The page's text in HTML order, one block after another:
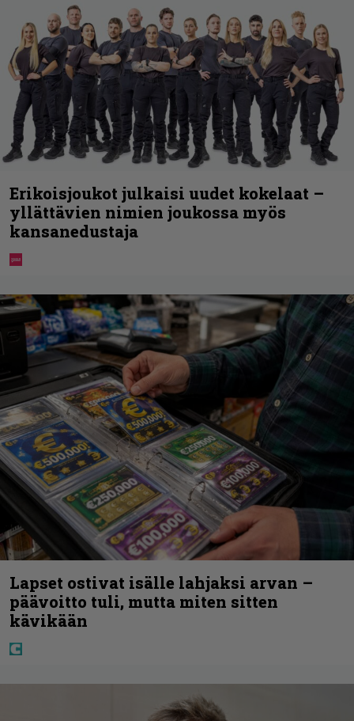
Erikoisjoukot julkaisi uudet kokelaat –
yllättävien nimien joukossa myös
kansanedustaja
Lapset ostivat isälle lahjaksi arvan –
päävoitto tuli, mutta miten sitten
kävikään